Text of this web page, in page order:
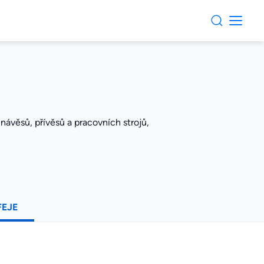
přívěsů a pracovních strojů,